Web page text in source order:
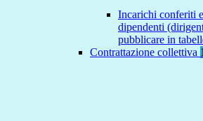
Incarichi conferiti
dipendenti
pubblicare in
Contrattazione collettiva 1